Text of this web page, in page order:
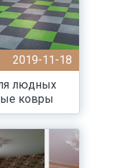
2019-11-18
людных
ковры